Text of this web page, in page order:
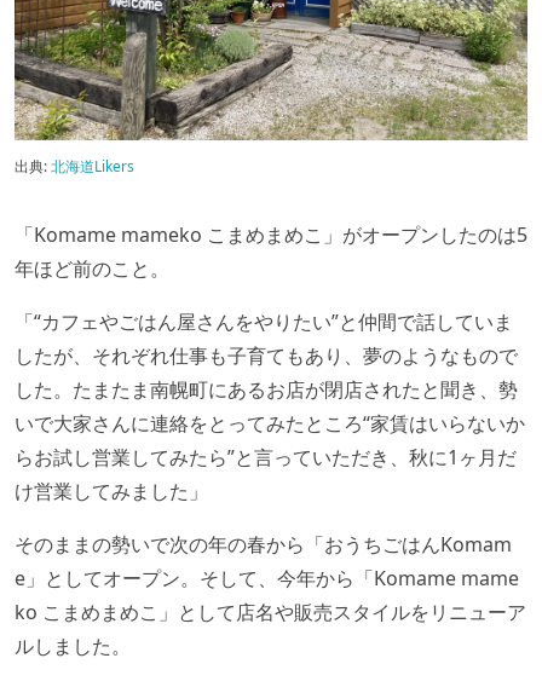
出典:北海道Likers
「Komame mameko こまめまめこ」がオープンしたのは5
年ほど前のこと。
「“カフェやごはん屋さんをやりたい”と仲間で話していま
したが、それぞれ仕事も子育てもあり、夢のようなもので
した。たまたま南幌町にあるお店が閉店されたと聞き、勢
いで大家さんに連絡をとってみたところ“家賃はいらないか
らお試し営業してみたら”と言っていただき、秋に1ヶ月だ
け営業してみました」
そのままの勢いで次の年の春から「おうちごはんKomam
e」としてオープン。そして、今年から「Komame mame
ko こまめまめこ」として店名や販売スタイルをリニューア
ルしました。